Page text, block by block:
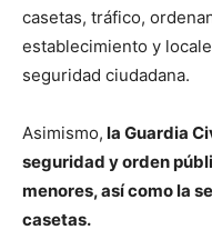
casetas, tráfico,
establecimiento y
seguridad ciudadana.
Asimismo, la Guardia
seguridad y orden
menores, así como la
casetas.